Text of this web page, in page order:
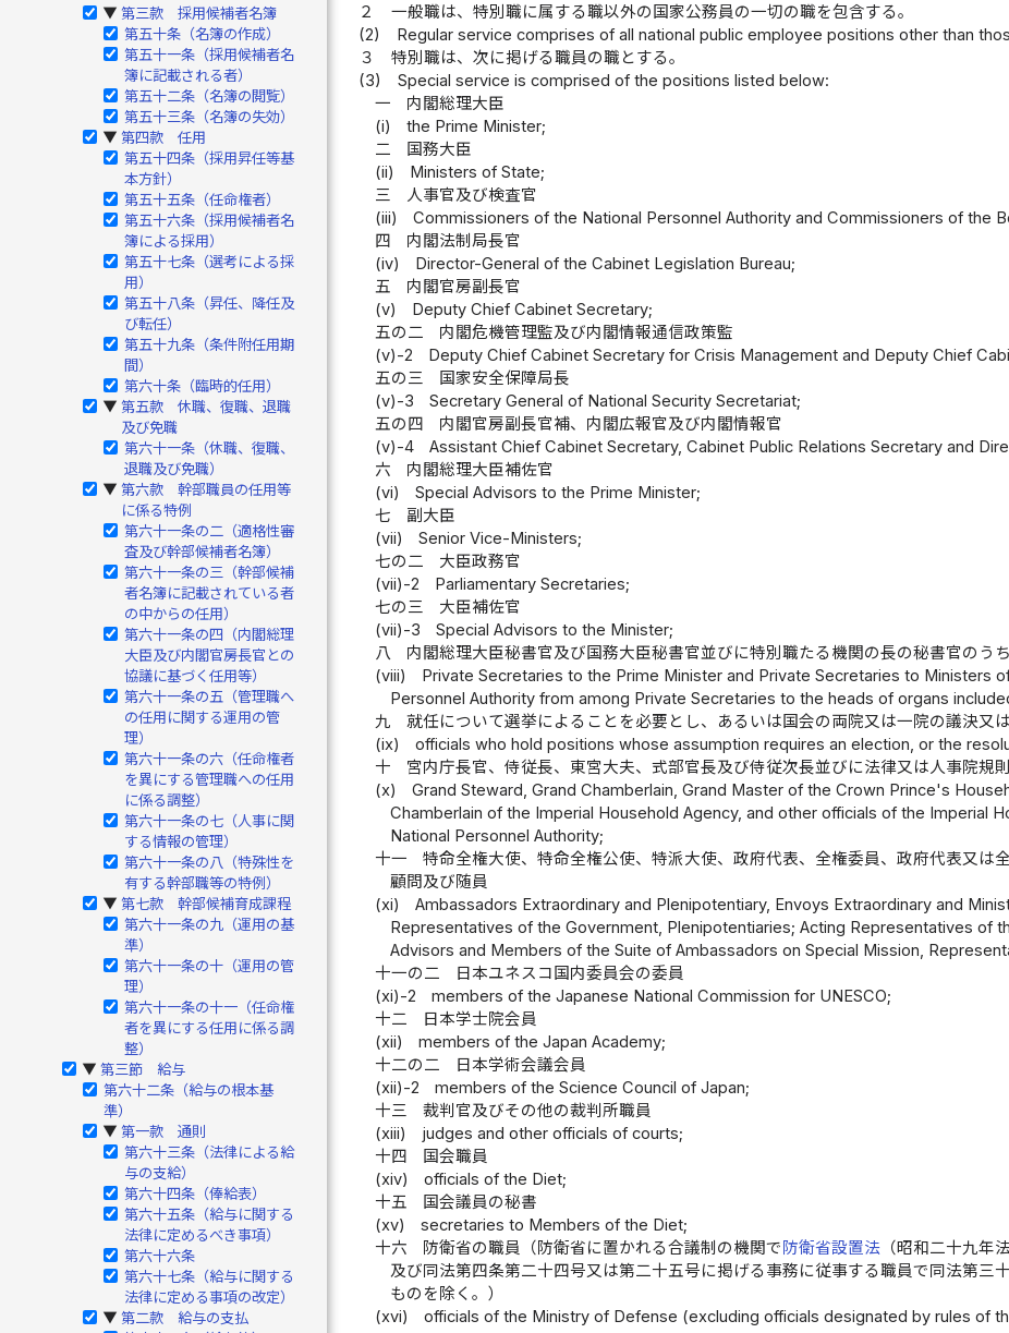
▶ 第三款 採用候補者名簿
第五十条（名簿の作成）
第五十一条（採用候補者名
簿に記載される者）
第五十二条（名簿の閲覧）
第五十三条（名簿の失効）
▶ 第四款 任用
第五十四条（採用昇任等基
本方針）
第五十五条（任命権者）
第五十六条（採用候補者名
簿による採用）
第五十七条（選考による採
用）
第五十八条（昇任、降任及
び転任）
第五十九条（条件附任用期
間）
第六十条（臨時的任用）
▶ 第五款 休職、復職、退職
及び免職
第六十一条（休職、復職、
退職及び免職）
▶ 第六款 幹部職員の任用等
に係る特例
第六十一条の二（適格性審
査及び幹部候補者名簿）
第六十一条の三（幹部候補
者名簿に記載されている者
の中からの任用）
第六十一条の四（内閣総理
大臣及び内閣官房長官との
協議に基づく任用等）
第六十一条の五（管理職へ
の任用に関する運用の管
理）
第六十一条の六（任命権者
を異にする管理職への任用
に係る調整）
第六十一条の七（人事に関
する情報の管理）
第六十一条の八（特殊性を
有する幹部職等の特例）
▶ 第七款 幹部候補育成課程
第六十一条の九（運用の基
準）
第六十一条の十（運用の管
理）
第六十一条の十一（任命権
者を異にする任用に係る調
整）
▶ 第三節 給与
第六十二条（給与の根本基
準）
▶ 第一款 通則
第六十三条（法律による給
与の支給）
第六十四条（俸給表）
第六十五条（給与に関する
法律に定めるべき事項）
第六十六条
第六十七条（給与に関する
法律に定める事項の改定）
▶ 第二款 給与の支払
２
一般職は、特別職に属する職以外の国家公務員の一切の職を包含する。
(2)
Regular service comprises of all national public employee positions other than
３
特別職は、次に掲げる職員の職とする。
(3)
Special service is comprised of the positions listed below:
一
内閣総理大臣
(i)
the Prime Minister;
二
国務大臣
(ii)
Ministers of State;
三
人事官及び検査官
(iii)
Commissioners of the National Personnel Authority and Commissioners of the
四
内閣法制局長官
(iv)
Director-General of the Cabinet Legislation Bureau;
五
内閣官房副長官
(v)
Deputy Chief Cabinet Secretary;
五の二
内閣危機管理監及び内閣情報通信政策監
(v)-2
Deputy Chief Cabinet Secretary for Crisis Management and Deputy Chief
五の三
国家安全保障局長
(v)-3
Secretary General of National Security Secretariat;
五の四
内閣官房副長官補、内閣広報官及び内閣情報官
(v)-4
Assistant Chief Cabinet Secretary, Cabinet Public Relations Secretary and
六
内閣総理大臣補佐官
(vi)
Special Advisors to the Prime Minister;
七
副大臣
(vii)
Senior Vice-Ministers;
七の二
大臣政務官
(vii)-2
Parliamentary Secretaries;
七の三
大臣補佐官
(vii)-3
Special Advisors to the Minister;
八
内閣総理大臣秘書官及び国務大臣秘書官並びに特別職たる機関の長の秘書官のう
(viii)
Private Secretaries to the Prime Minister and Private Secretaries to Ministers
Personnel Authority from among Private Secretaries to the heads of organs
九
就任について選挙によることを必要とし、あるいは国会の両院又は一院の議決又
(ix)
officials who hold positions whose assumption requires an election, or the
十
宮内庁長官、侍従長、東宮大夫、式部官長及び侍従次長並びに法律又は人事院規
(x)
Grand Steward, Grand Chamberlain, Grand Master of the Crown Prince's
Chamberlain of the Imperial Household Agency, and other officials of the Imperial
National Personnel Authority;
十一
特命全権大使、特命全権公使、特派大使、政府代表、全権委員、政府代表又は
顧問及び随員
(xi)
Ambassadors Extraordinary and Plenipotentiary, Envoys Extraordinary and
Representatives of the Government, Plenipotentiaries; Acting Representatives of
Advisors and Members of the Suite of Ambassadors on Special Mission,
十一の二
日本ユネスコ国内委員会の委員
(xi)-2
members of the Japanese National Commission for UNESCO;
十二
日本学士院会員
(xii)
members of the Japan Academy;
十二の二
日本学術会議会員
(xii)-2
members of the Science Council of Japan;
十三
裁判官及びその他の裁判所職員
(xiii)
judges and other officials of courts;
十四
国会職員
(xiv)
officials of the Diet;
十五
国会議員の秘書
(xv)
secretaries to Members of the Diet;
十六
防衛省の職員（防衛省に置かれる合議制の機関で 防衛省設置法 （昭和二十九年
及び同法第四条第二十四号又は第二十五号に掲げる事務に従事する職員で同法第三
ものを除く。）
(xvi)
officials of the Ministry of Defense (excluding officials designated by rules of